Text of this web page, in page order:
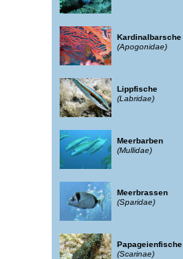
Kardinalbarsche
(Apogonidae)
Lippfische
(Labridae)
Meerbarben
(Mullidae)
Meerbrassen
(Sparidae)
Papageienfische
(Scarinae)